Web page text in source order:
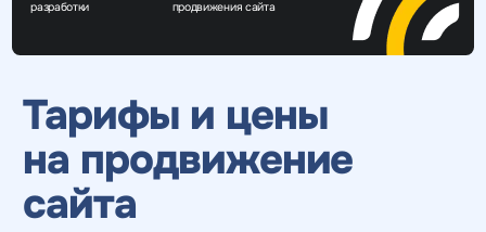
разработки
продвижения сайта
Тарифы и цены
на продвижение
сайта